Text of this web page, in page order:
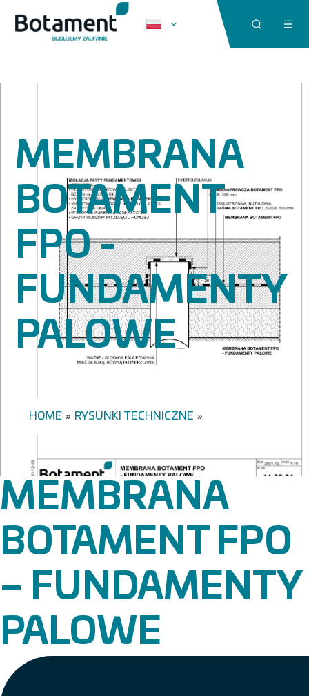
MEMBRANA
BOTAMENT
FPO -
FUNDAMENTY
PALOWE
HOME » RYSUNKI TECHNICZNE »
MEMBRANA
BOTAMENT FPO
– FUNDAMENTY
PALOWE